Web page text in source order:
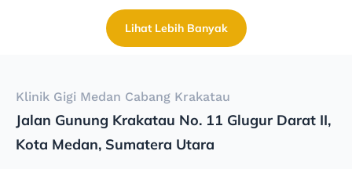
Lihat Lebih Banyak
Klinik Gigi Medan Cabang Krakatau
Jalan Gunung Krakatau No. 11 Glugur Darat II,
Kota Medan, Sumatera Utara